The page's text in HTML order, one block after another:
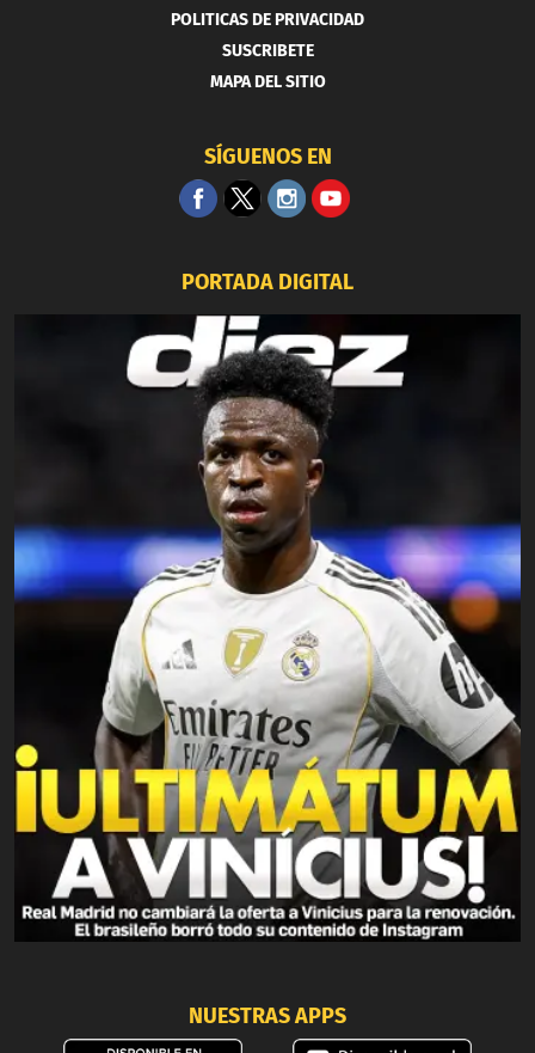
POLITICAS DE PRIVACIDAD
SUSCRIBETE
MAPA DEL SITIO
SÍGUENOS EN
PORTADA DIGITAL
NUESTRAS APPS